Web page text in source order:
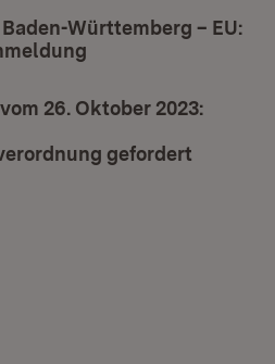
Württemberg – EU:
26. Oktober 2023:
gefordert